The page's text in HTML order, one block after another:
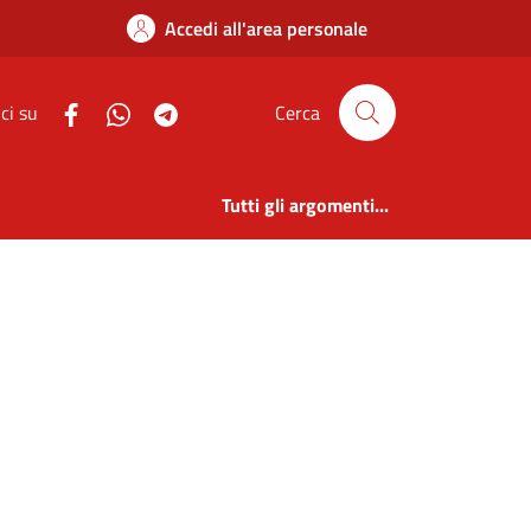
| Comune di
Accedi all'area personale
su Cerca
Tutti gli argomenti...